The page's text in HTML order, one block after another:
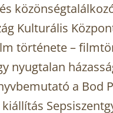
Kulturális
története –
nyugtalan
a Bod